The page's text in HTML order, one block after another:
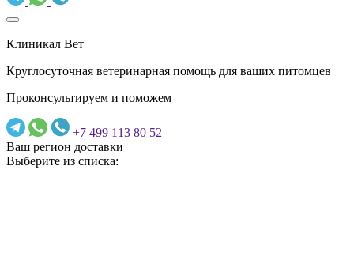
Клиникал Вет
Круглосуточная ветеринарная помощь для ваших питомцев
Проконсультируем и поможем
+7 499 113 80 52
Ваш регион доставки
Выберите из списка: